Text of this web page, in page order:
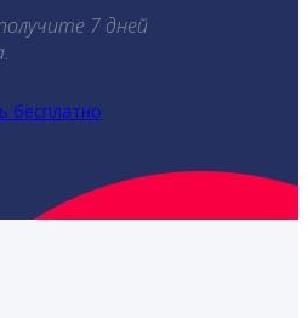
7 дней
бесплатно